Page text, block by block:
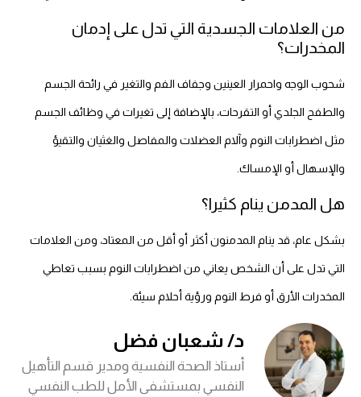
من العلامات الجسدية التي تدل على إدمان
المخدرات؟
شحوب الوجه واحمرار العينين وجفاف الفم والتغير في رائحة الجسم
والطفح الجلدي أو التقرحات، بالإضافة إلى تغيرات في وظائف الجسم
مثل اضطرابات النوم وآلام العضلات والمفاصل والغثيان والتقيؤ
والإسهال أو الإمساك.
هل المدمن ينام كثيرا؟
بشكل عام، قد ينام المدمنون أكثر أو أقل من المعتاد، ومن العلامات
التي تدل على أن الشخص يعاني من اضطرابات النوم بسبب تعاطي
المخدرات الأرق أو فرط النوم ورؤية أحلام سيئة.
د/ شعبان فضل
أستاذ الصحة النفسية ومدير قسم التأهيل
النفسي بمستشفى الأمل للطب النفسي